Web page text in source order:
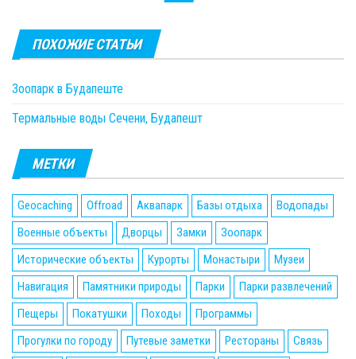
ПОХОЖИЕ СТАТЬИ
Зоопарк в Будапеште
Термальные воды Сечени, Будапешт
МЕТКИ
Geocaching Offroad Аквапарк Базы отдыха
Водопады
Военные объекты
Дворцы Замки
Зоопарк
Исторические объекты
Курорты Монастыри
Музеи
Навигация
Памятники природы Парки
Парки развлечений
Пещеры
Покатушки Походы
Программы
Прогулки по городу
Путевые заметки Рестораны
Связь